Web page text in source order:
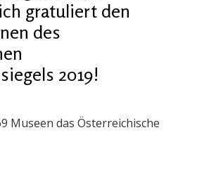
gratuliert den
des
2019!
Museen das Österreichische